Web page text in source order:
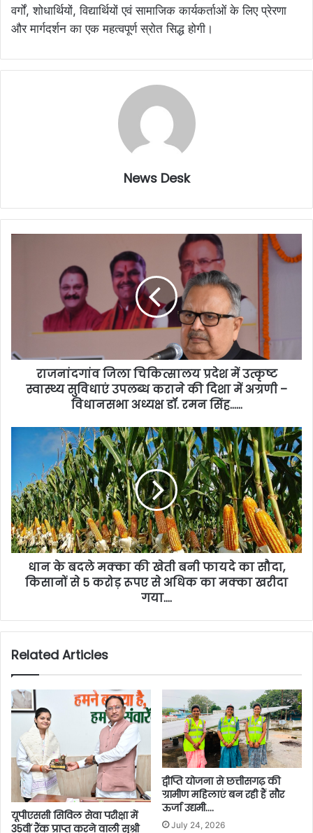
वर्गों, शोधार्थियों, विद्यार्थियों एवं सामाजिक कार्यकर्ताओं के लिए प्रेरणा
और मार्गदर्शन का एक महत्वपूर्ण स्रोत सिद्ध होगी।
News Desk
राजनांदगांव जिला चिकित्सालय प्रदेश में उत्कृष्ट
स्वास्थ्य सुविधाएं उपलब्ध कराने की दिशा में अग्रणी –
विधानसभा अध्यक्ष डॉ. रमन सिंह……
धान के बदले मक्का की खेती बनी फायदे का सौदा,
किसानों से 5 करोड़ रूपए से अधिक का मक्का खरीदा
गया….
Related Articles
यूपीएससी सिविल सेवा परीक्षा में
35वीं रैंक प्राप्त करने वाली सुश्री
द्वीप्ति योजना से छत्तीसगढ़ की
ग्रामीण महिलाएं बन रही हैं सौर
ऊर्जा उद्यमी….
July 24, 2026